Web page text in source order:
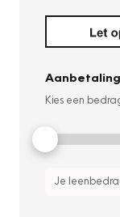
Aanbetaling
Kies een
Je